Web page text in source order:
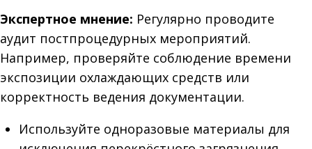
Экспертное мнение: Регулярно проводите
аудит постпроцедурных мероприятий.
Например, проверяйте соблюдение времени
экспозиции охлаждающих средств или
корректность ведения документации.
Используйте одноразовые материалы для